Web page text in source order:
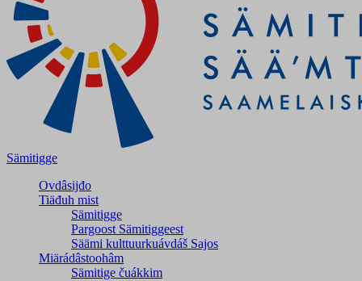
Sämitigge
Ovdâsijđo
Tiäđuh mist
Sämitigge
Pargoost Sämitiggeest
Säämi kulttuurkuávdáš Sajos
Miärádâstoohâm
Sämitige čuákkim